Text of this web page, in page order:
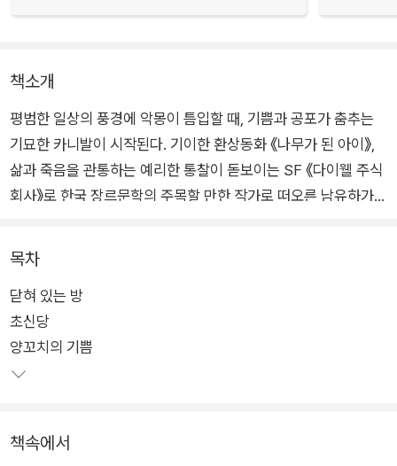
책소개
평범한 일상의 풍경에 악몽이 틈입할 때, 기쁨과 공포가 춤추는
기묘한 카니발이 시작된다. 기이한 환상동화 《나무가 된 아이》,
삶과 죽음을 관통하는 예리한 통찰이 돋보이는 SF 《다이웰 주식
회사》로 한국 장르문학의 주목할 만한 작가로 떠오른 남유하가
《양꼬치의 기쁨》은 평범한 일상에 들이닥치는 악몽 같은 공포,
그로테스크한 상상력이 주는 기묘한 카타르시스로 빚어낸 열 가
지 이야기를 묶은 단편집이다. 일상의 풍경에 균열을 일으키는 남
유하만의 날카로운 호러적 상상력이, 숨겨 왔던 온갖 감정과 욕망
을 찢기고 뜯기는 피와 살의 향연으로 분출한다. 그렇게 드러나는
목차
닫혀 있는 방
초신당
양꼬치의 기쁨
책속에서